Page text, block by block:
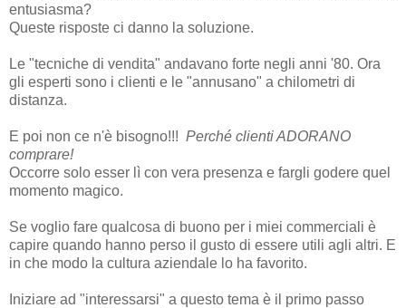
entusiasma?
Queste risposte ci danno la soluzione.
Le "tecniche di vendita" andavano forte negli anni '80. Ora
gli esperti sono i clienti e le "annusano" a chilometri di
distanza.
E poi non ce n'è bisogno!!! Perché clienti ADORANO
comprare!
Occorre solo esser lì con vera presenza e fargli godere quel
momento magico.
Se voglio fare qualcosa di buono per i miei commerciali è
capire quando hanno perso il gusto di essere utili agli altri. E
in che modo la cultura aziendale lo ha favorito.
Iniziare ad "interessarsi" a questo tema è il primo passo